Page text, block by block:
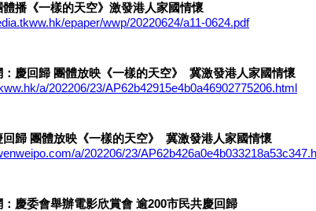
體播《一樣的天空》激發港人家國情懷
epaper/wwp/20220624/a11-0624.pdf
：慶回歸 團體放映《一樣的天空》 冀激發港人家國情懷
a/202206/23/AP62b42915e4b0a46902775206.html
回歸 團體放映《一樣的天空》 冀激發港人家國情懷
a/202206/23/
慶委會舉辦電影欣賞會 逾200市民共慶回歸